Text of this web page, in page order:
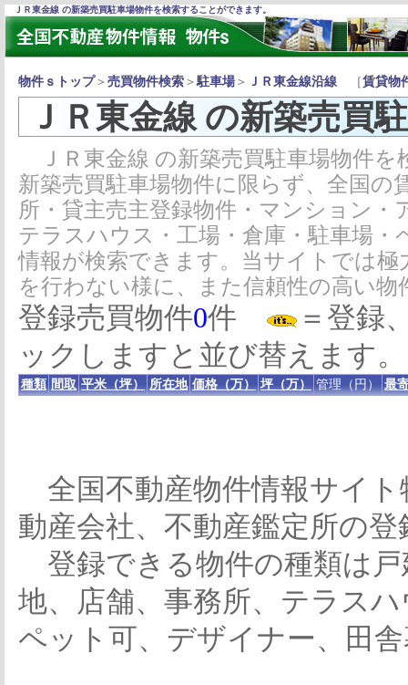
ＪＲ東金線 の新築売買駐車場物件を検索することができます。
物件ｓトップ＞ 売買物件検索 ＞駐車場 ＞ ＪＲ東金線沿線 ［賃貸物
ＪＲ東金線 の新築売買
ＪＲ東金線 の新築売買駐車場物件
新築売買駐車場物件に限らず、全国の
所・貸主売主登録物件・マンション・
テラスハウス・工場・倉庫・駐車場
情報が検索できます。当サイトでは
を行わない様に、また信頼性の高い
登録売買物件0件
＝登録
ックしますと並び替えます。
種類 間取 平米（坪） 所在地 価格（万） 坪（万） 管理（円） 最
全国不動産物件情報サイト
動産会社、不動産鑑定所の
登録できる物件の種類は
地、店舗、事務所、テラス
ペット可、デザイナー、田